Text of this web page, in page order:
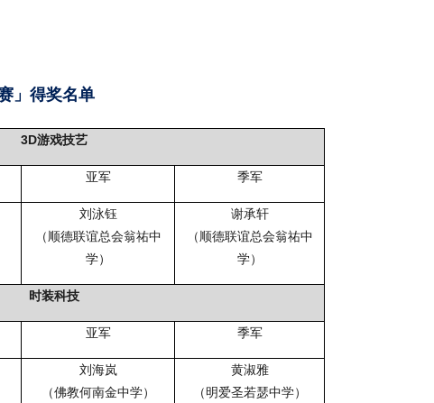
」得奖名单
3D游戏技艺
亚军 季军
刘泳钰
（顺德联谊总会翁祐中
学）
谢承轩
（顺德联谊总会翁祐中
学）
时装科技
亚军 季军
刘海岚
（佛教何南金中学）
黄淑雅
（明爱圣若瑟中学）